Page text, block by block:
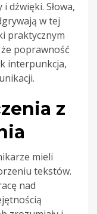
Słowa,
w tej
praktycznym
poprawność
interpunkcja,
z
mieli
tekstów.
nad